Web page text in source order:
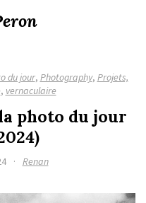
du jour, Photography, Projets,
, vernaculaire
photo du jour
· Renan